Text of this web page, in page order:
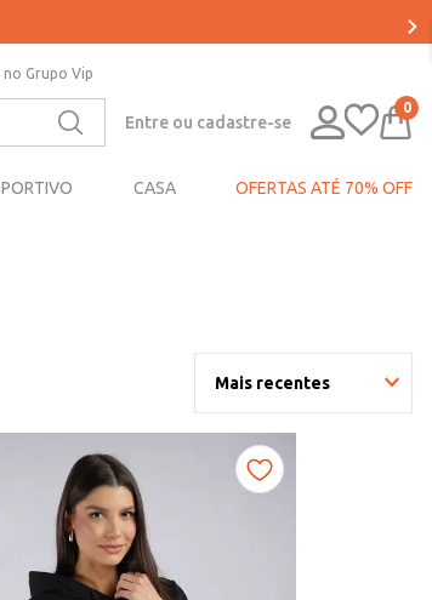
no Grupo Vip
Entre ou cadastre-se
0
CASA OFERTAS ATÉ 70% OFF
Mais recentes